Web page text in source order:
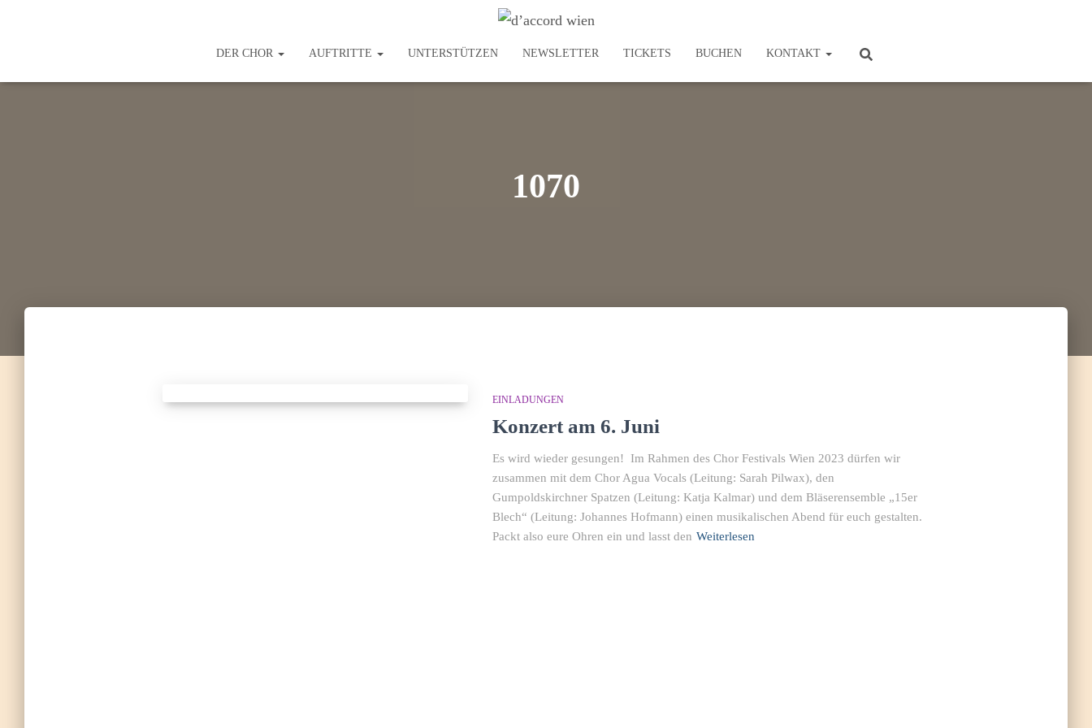
DER CHOR AUFTRITTE UNTERSTÜTZEN NEWSLETTER TICKETS BUCHEN KONTAKT
1070
EINLADUNGEN
Konzert am 6. Juni
Es wird wieder gesungen! Im Rahmen des Chor Festivals Wien 2023 dürfen wir
zusammen mit dem Chor Agua Vocals (Leitung: Sarah Pilwax), den
Gumpoldskirchner Spatzen (Leitung: Katja Kalmar) und dem Bläserensemble „15er
Blech“ (Leitung: Johannes Hofmann) einen musikalischen Abend für euch gestalten.
Packt also eure Ohren ein und lasst den Weiterlesen